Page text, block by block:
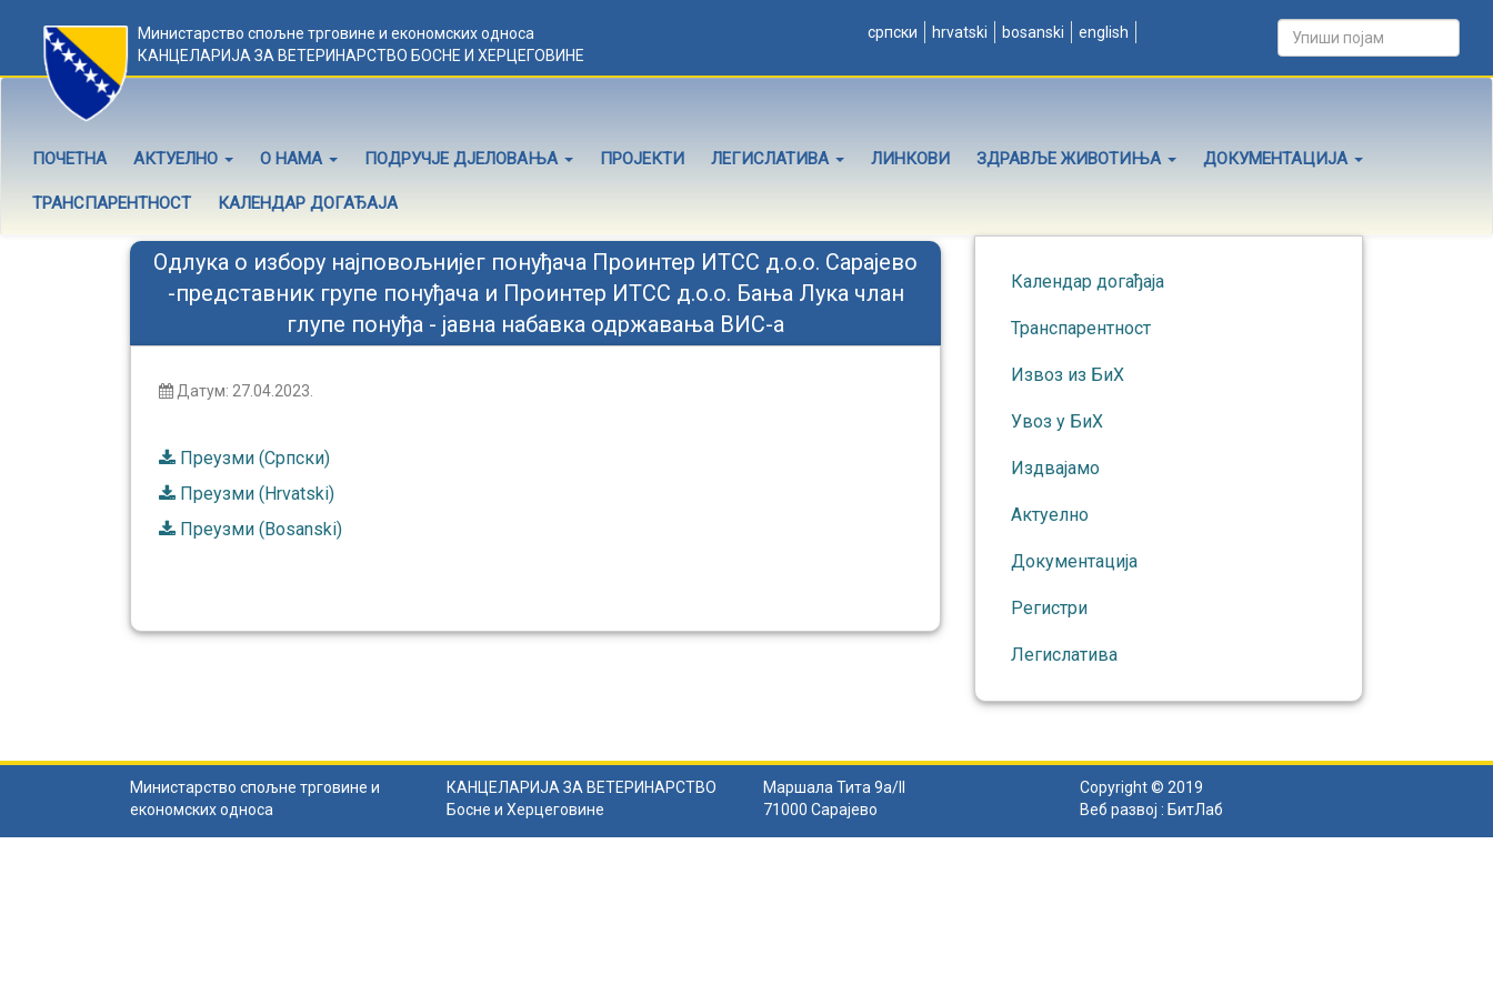
Министарство спољне трговине и економских односа
КАНЦЕЛАРИЈА ЗА ВЕТЕРИНАРСТВО БОСНЕ И ХЕРЦЕГОВИНЕ
српски hrvatski bosanski english
ПОЧЕТНА АКТУЕЛНО О НАМА ПОДРУЧЈЕ ДЈЕЛОВАЊА ПРОЈЕКТИ ЛЕГИСЛАТИВА ЛИНКОВИ ЗДРАВЉЕ ЖИВОТИЊА ДОКУМЕНТАЦИЈА
ТРАНСПАРЕНТНОСТ КАЛЕНДАР ДОГАЂАЈА
Одлука о избору најповољнијег понуђача Проинтер ИТСС д.о.о. Сарајево
-представник групе понуђача и Проинтер ИТСС д.о.о. Бања Лука члан
глупе понуђа - јавна набавка одржавања ВИС-а
Датум: 27.04.2023.
Преузми (Српски)
Преузми (Hrvatski)
Преузми (Bosanski)
Календар догађаја
Транспарентност
Извоз из БиХ
Увоз у БиХ
Издвајамо
Актуелно
Документација
Регистри
Легислатива
Министарство спољне трговине и
економских односа
КАНЦЕЛАРИЈА ЗА ВЕТЕРИНАРСТВО
Босне и Херцеговине
Маршала Тита 9а/II
71000 Сарајево
Copyright © 2019
Веб развој : БитЛаб